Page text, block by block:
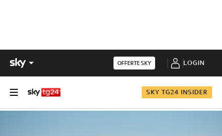
OFFERTE SKY LOGIN
SKY TG24 INSIDER